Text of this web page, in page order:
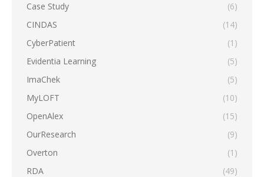
Case Study
(6)
CINDAS
(14)
CyberPatient
(1)
Evidentia Learning
(5)
ImaChek
(5)
MyLOFT
(10)
OpenAlex
(15)
OurResearch
(9)
Overton
(1)
RDA
(49)